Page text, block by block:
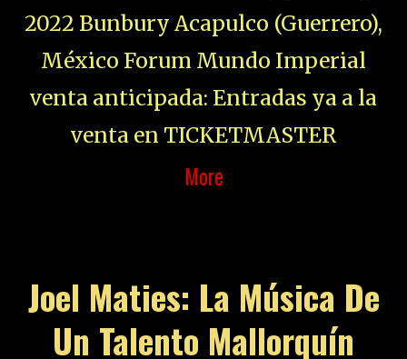
2022 Bunbury Acapulco (Guerrero),
México Forum Mundo Imperial
venta anticipada: Entradas ya a la
venta en TICKETMASTER
More
Joel Maties: La Música De
Un Talento Mallorquín